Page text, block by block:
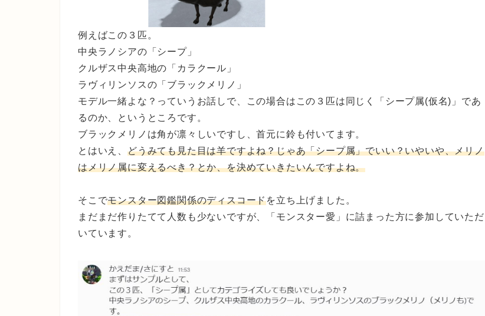
例えばこの３匹。
中央ラノシアの「シープ」
クルザス中央高地の「カラクール」
ラヴィリンソスの「ブラックメリノ」
モデル一緒よな？っていうお話しで、この場合はこの３匹は同じく「シープ属(仮名)」であ
るのか、というところです。
ブラックメリノは角が凛々しいですし、首元に鈴も付いてます。
とはいえ、 どうみても見た目は羊ですよね？じゃあ「シープ属」でいい？いやいや、メリノ
はメリノ属に変えるべき？とか、を決めていきたいんですよね。
そこでモンスター図鑑関係のディスコードを立ち上げました。
まだまだ作りたてて人数も少ないですが、「モンスター愛」に詰まった方に参加していただ
いています。